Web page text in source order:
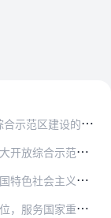
你
们关于支持北京深化国家服务业扩大开放综合示范区建设的请示收悉。现批复如下：
作方案》），请认真组织实施。
持稳中求进工作总基调，完整、准确、全面贯彻…
，大胆实践，深化国家服务业扩大开放综合示范…